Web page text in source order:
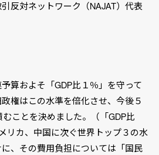
ネットワーク（NAJAT）代表
算およそ「GDP比１％」を守って
権はこの水準を倍化させ、今後５
ことを決めました。（「GDP比
リカ、中国に次ぐ世界トップ３の水
、その費用負担については「国民